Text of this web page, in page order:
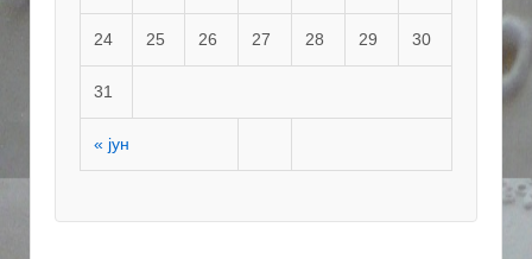
« јун
24 25 26 27 28 29 30
31